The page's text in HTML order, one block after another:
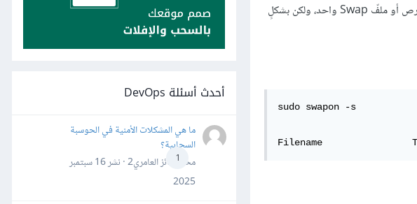
قبل أن نبدأ، سنأخذ جولةً على نظام التشغيل الخاصّ بنا لنرى ما إذا كنّا نمتلك بالفعل قرص Swap أم لا. يمكننا امتلاك أكثر من قرص أو ملفّ Swap واحد، ولكن بشكلٍ
sudo swapon -s
Filename
أحدث أسئلة DevOps
1
ما هي المشكلات الأمنية في الحوسبة
السحابية؟
محمد فائز العامري2 · نشر
16 سبتمبر
2025